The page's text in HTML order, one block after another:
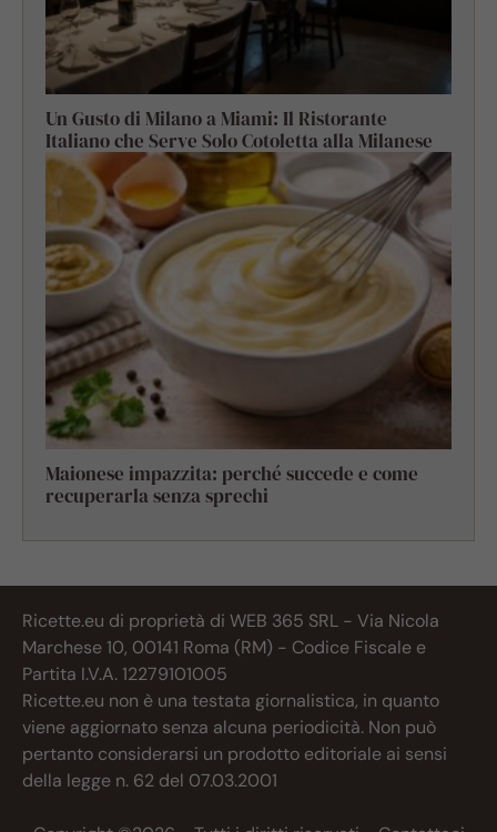
Un Gusto di Milano a Miami: Il Ristorante
Italiano che Serve Solo Cotoletta alla Milanese
Maionese impazzita: perché succede e come
recuperarla senza sprechi
Ricette.eu di proprietà di WEB 365 SRL - Via Nicola
Marchese 10, 00141 Roma (RM) - Codice Fiscale e
Partita I.V.A. 12279101005
Ricette.eu non è una testata giornalistica, in quanto
viene aggiornato senza alcuna periodicità. Non può
pertanto considerarsi un prodotto editoriale ai sensi
della legge n. 62 del 07.03.2001